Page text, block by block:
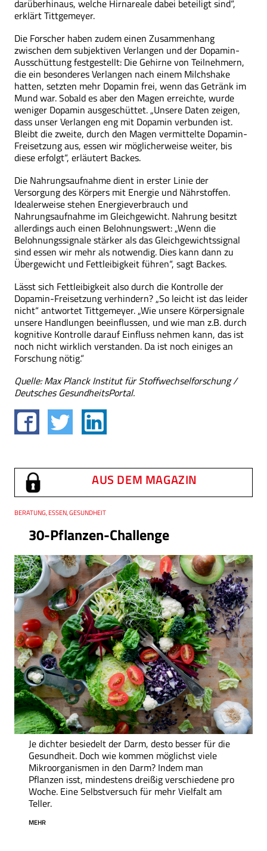
darüberhinaus, welche Hirnareale dabei beteiligt sind“,
erklärt Tittgemeyer.
Die Forscher haben zudem einen Zusammenhang
zwischen dem subjektiven Verlangen und der Dopamin-
Ausschüttung festgestellt: Die Gehirne von Teilnehmern,
die ein besonderes Verlangen nach einem Milchshake
hatten, setzten mehr Dopamin frei, wenn das Getränk im
Mund war. Sobald es aber den Magen erreichte, wurde
weniger Dopamin ausgeschüttet. „Unsere Daten zeigen,
dass unser Verlangen eng mit Dopamin verbunden ist.
Bleibt die zweite, durch den Magen vermittelte Dopamin-
Freisetzung aus, essen wir möglicherweise weiter, bis
diese erfolgt“, erläutert Backes.
Die Nahrungsaufnahme dient in erster Linie der
Versorgung des Körpers mit Energie und Nährstoffen.
Idealerweise stehen Energieverbrauch und
Nahrungsaufnahme im Gleichgewicht. Nahrung besitzt
allerdings auch einen Belohnungswert: „Wenn die
Belohnungssignale stärker als das Gleichgewichtssignal
sind essen wir mehr als notwendig. Dies kann dann zu
Übergewicht und Fettleibigkeit führen“, sagt Backes.
Lässt sich Fettleibigkeit also durch die Kontrolle der
Dopamin-Freisetzung verhindern? „So leicht ist das leider
nicht“ antwortet Tittgemeyer. „Wie unsere Körpersignale
unsere Handlungen beeinflussen, und wie man z.B. durch
kognitive Kontrolle darauf Einfluss nehmen kann, das ist
noch nicht wirklich verstanden. Da ist noch einiges an
Forschung nötig.“
Quelle: Max Planck Institut für Stoffwechselforschung /
Deutsches GesundheitsPortal.
AUS DEM MAGAZIN
30-Pflanzen-Challenge
Thema
BERATUNG, ESSEN, GESUNDHEIT
Je dichter besiedelt der Darm, desto besser für die
Gesundheit. Doch wie kommen möglichst viele
Mikroorganismen in den Darm? Indem man
Pflanzen isst, mindestens dreißig verschiedene pro
Woche. Eine Selbstversuch für mehr Vielfalt am
Teller.
MEHR